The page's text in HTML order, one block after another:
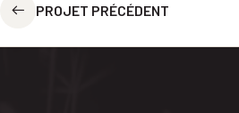
PROJET PRÉCÉDENT